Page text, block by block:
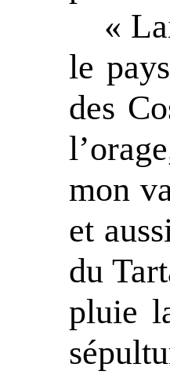
«
le
des
mon
et
du
pluie